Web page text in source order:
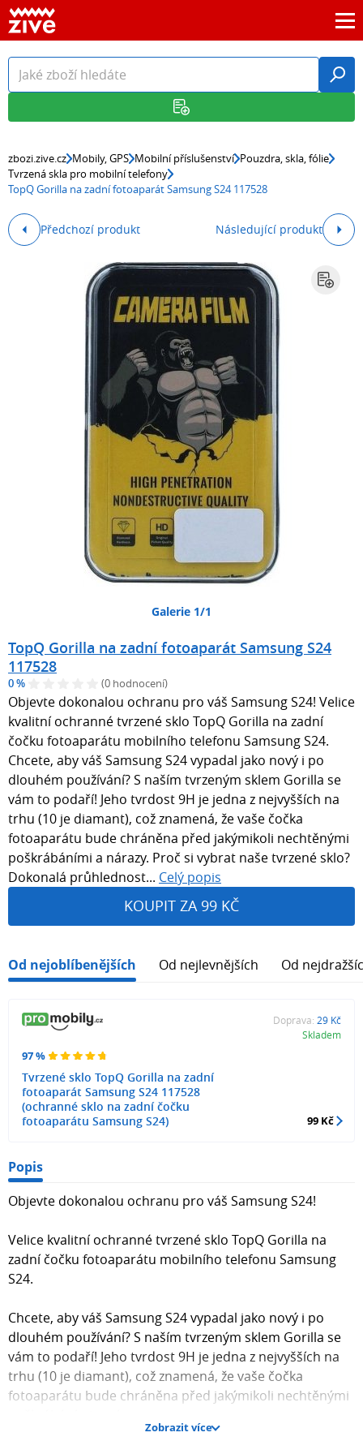
zbozi.zive.cz Mobily, GPS Mobilní příslušenství Pouzdra, skla, fólie
Tvrzená skla pro mobilní telefony
TopQ Gorilla na zadní fotoaparát Samsung S24 117528
Předchozí produkt Následující produkt
Galerie 1/1
TopQ Gorilla na zadní fotoaparát Samsung S24
117528
0 % (0 hodnocení)
Objevte dokonalou ochranu pro váš Samsung S24! Velice
kvalitní ochranné tvrzené sklo TopQ Gorilla na zadní
čočku fotoaparátu mobilního telefonu Samsung S24.
Chcete, aby váš Samsung S24 vypadal jako nový i po
dlouhém používání? S naším tvrzeným sklem Gorilla se
vám to podaří! Jeho tvrdost 9H je jedna z nejvyšších na
trhu (10 je diamant), což znamená, že vaše čočka
fotoaparátu bude chráněna před jakýmikoli nechtěnými
poškrábáními a nárazy. Proč si vybrat naše tvrzené sklo?
Dokonalá průhlednost... Celý popis
KOUPIT ZA 99 KČ
Od nejoblíbenějších Od nejlevnějších Od
97 %
Tvrzené sklo TopQ Gorilla na zadní
fotoaparát Samsung S24 117528
(ochranné sklo na zadní čočku
fotoaparátu Samsung S24)
Doprava: 29 Kč
Skladem
99 Kč
Popis
Objevte dokonalou ochranu pro váš Samsung S24!
Velice kvalitní ochranné tvrzené sklo TopQ Gorilla na
zadní čočku fotoaparátu mobilního telefonu Samsung
S24.
Chcete, aby váš Samsung S24 vypadal jako nový i po
dlouhém používání? S naším tvrzeným sklem Gorilla se
vám to podaří! Jeho tvrdost 9H je jedna z nejvyšších na
trhu (10 je diamant), což znamená, že vaše čočka
fotoaparátu bude chráněna před jakýmikoli nechtěnými
Zobrazit více